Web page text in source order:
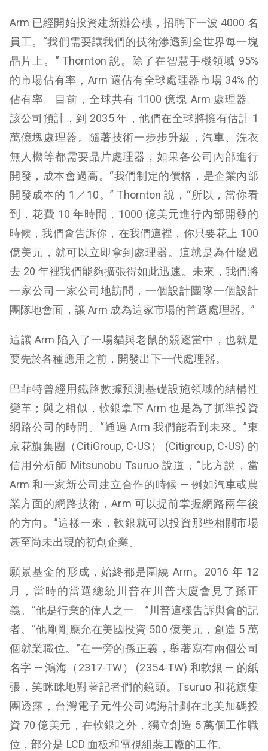
Arm 已經開始投資建新辦公樓，招聘下一波 4000 名
員工。“我們需要讓我們的技術滲透到全世界每一塊
晶片上。” Thornton 說。除了在智慧手機領域 95%
的市場佔有率，Arm 還佔有全球處理器市場 34% 的
佔有率。目前，全球共有 1100 億塊 Arm 處理器。
該公司預計，到 2035 年，他們在全球將擁有估計 1
萬億塊處理器。隨著技術一步步升級，汽車、洗衣
無人機等都需要晶片處理器，如果各公司內部進行
開發，成本會過高。“我們制定的價格，是企業內部
開發成本的 1／10。” Thornton 說，“所以，當你看
到，花費 10 年時間，1000 億美元進行內部開發的
時候，我們會告訴你，在我們這裡，你只要花上 100
億美元，就可以立即拿到處理器。這就是為什麼過
去 20 年裡我們能夠擴張得如此迅速。未來，我們將
一家公司一家公司地訪問，一個設計團隊一個設計
團隊地會面，讓 Arm 成為這家市場的首選處理器。”
這讓 Arm 陷入了一場貓與老鼠的競逐當中，也就是
要先於各種應用之前，開發出下一代處理器。
巴菲特曾經用鐵路數據預測基礎設施領域的結構性
變革；與之相似，軟銀拿下 Arm 也是為了抓準投資
網路公司的時間。“通過 Arm 我們能看到未來。”東
京花旗集團（CitiGroup, C-US） (Citigroup, C-US) 的
信用分析師 Mitsunobu Tsuruo 說道，“比方說，當
Arm 和一家新公司建立合作的時候 — 例如汽車或農
業方面的網路技術，Arm 可以提前掌握網路兩年後
的方向。”這樣一來，軟銀就可以投資那些相關市場
甚至尚未出現的初創企業。
願景基金的形成，始終都是圍繞 Arm。2016 年 12
月，當時的當選總統川普在川普大廈會見了孫正
義。“他是行業的偉人之一。”川普這樣告訴與會的記
者。“他剛剛應允在美國投資 500 億美元，創造 5 萬
個就業職位。”在一旁的孫正義，舉著寫有兩個公司
名字 — 鴻海（2317-TW） (2354-TW) 和軟銀 — 的紙
張，笑眯眯地對著記者們的鏡頭。Tsuruo 和花旗集
團透露，台灣電子元件公司鴻海計劃在北美加碼投
資 70 億美元，在軟銀之外，獨立創造 5 萬個工作職
位，部分是 LCD 面板和電視組裝工廠的工作。